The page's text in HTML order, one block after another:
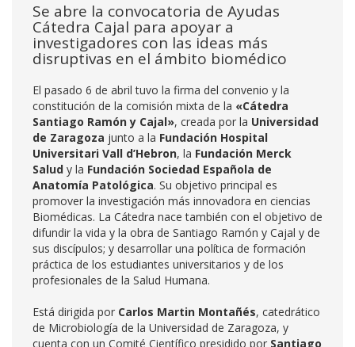
Se abre la convocatoria de Ayudas
Cátedra Cajal para apoyar a
investigadores con las ideas más
disruptivas en el ámbito biomédico
El pasado 6 de abril tuvo la firma del convenio y la
constitución de la comisión mixta de la «Cátedra
Santiago Ramón y Cajal», creada por la Universidad
de Zaragoza junto a la Fundación Hospital
Universitari Vall d’Hebron, la Fundación Merck
Salud y la Fundación Sociedad Española de
Anatomía Patológica. Su objetivo principal es
promover la investigación más innovadora en ciencias
Biomédicas. La Cátedra nace también con el objetivo de
difundir la vida y la obra de Santiago Ramón y Cajal y de
sus discípulos; y desarrollar una política de formación
práctica de los estudiantes universitarios y de los
profesionales de la Salud Humana.
Está dirigida por Carlos Martin Montañés, catedrático
de Microbiología de la Universidad de Zaragoza, y
cuenta con un Comité Científico presidido por Santiago